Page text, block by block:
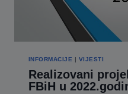
INFORMACIJE | VIJESTI
Realizovani
FBiH u